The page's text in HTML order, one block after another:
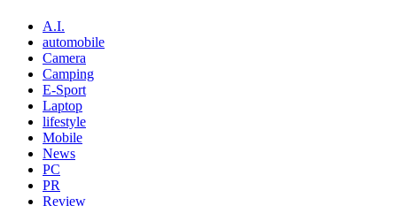
A.I.
automobile
Camera
Camping
E-Sport
Laptop
lifestyle
Mobile
News
PC
PR
Review